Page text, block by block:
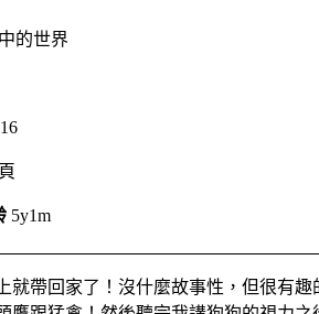
的世界
5y1m
帶回家了！沒什麼故事性，但很有